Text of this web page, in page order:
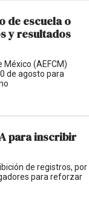
de escuela o
y resultados
México (AEFCM)
de agosto para
para inscribir
de registros, por
para reforzar